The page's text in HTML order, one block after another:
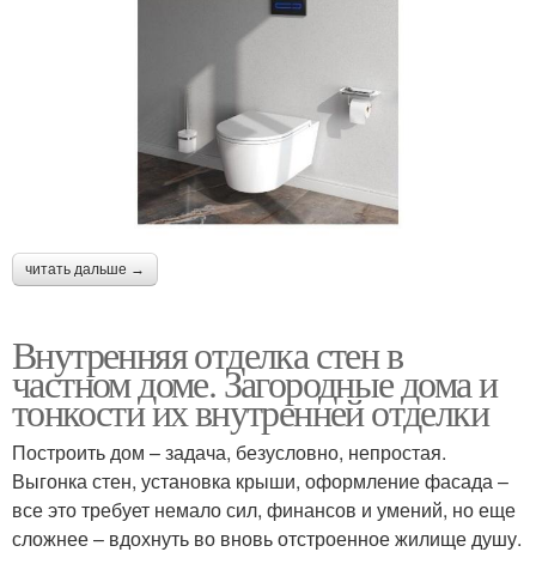
читать дальше →
Внутренняя отделка стен в
частном доме. Загородные дома и
тонкости их внутренней отделки
Построить дом – задача, безусловно, непростая.
Выгонка стен, установка крыши, оформление фасада –
все это требует немало сил, финансов и умений, но еще
сложнее – вдохнуть во вновь отстроенное жилище душу.